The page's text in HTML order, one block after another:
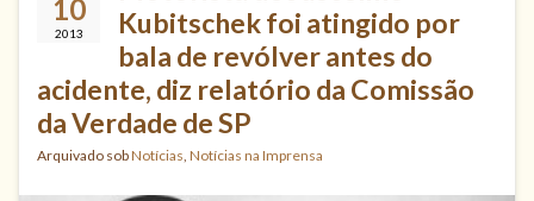
10
2013
Kubitschek foi atingido por
bala de revólver antes do
acidente, diz relatório da Comissão
da Verdade de SP
Arquivado sobNotícias, Notícias na Imprensa